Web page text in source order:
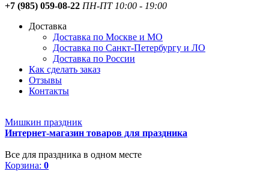
+7 (985) 059-08-22 ПН-ПТ 10:00 - 19:00
Доставка
Доставка по Москве и МО
Доставка по Санкт-Петербургу и ЛО
Доставка по России
Как сделать заказ
Отзывы
Контакты
Мишкин праздник
Интернет-магазин товаров для праздника
Все для праздника в одном месте
Корзина: 0